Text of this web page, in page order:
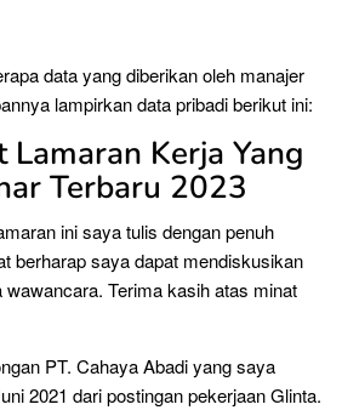
data yang diberikan oleh manajer
lampirkan data pribadi berikut ini:
Lamaran Kerja Yang
Terbaru 2023
ini saya tulis dengan penuh
berharap saya dapat mendiskusikan
Terima kasih atas minat
PT. Cahaya Abadi yang saya
2021 dari postingan pekerjaan Glinta.